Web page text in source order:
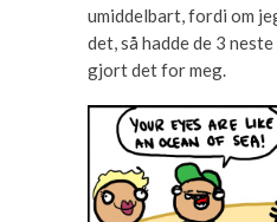
umiddelbart, fordi om
det, så hadde de 3
gjort det for meg.